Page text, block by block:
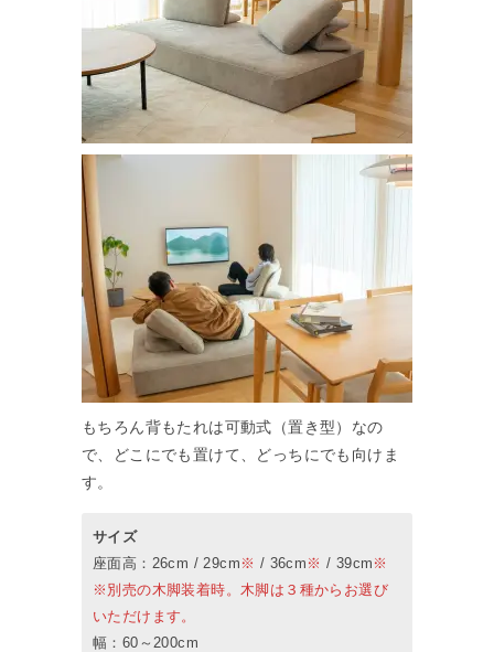
もちろん背もたれは可動式（置き型）なの
で、どこにでも置けて、どっちにでも向けま
す。
サイズ
座面高：26cm / 29cm ※ / 36cm ※ / 39cm ※
※別売の木脚装着時。木脚は３種からお選び
いただけます。
幅：60～200cm